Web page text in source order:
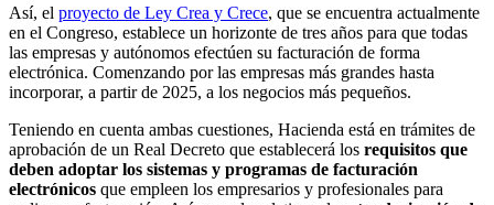
Así, el proyecto de Ley Crea y Crece, que se encuentra actualmente
en el Congreso, establece un horizonte de tres años para que todas
las empresas y autónomos efectúen su facturación de forma
electrónica. Comenzando por las empresas más grandes hasta
incorporar, a partir de 2025, a los negocios más pequeños.
Teniendo en cuenta ambas cuestiones, Hacienda está en trámites de
aprobación de un Real Decreto que establecerá los requisitos que
deben adoptar los sistemas y programas de facturación
electrónicos que empleen los empresarios y profesionales para